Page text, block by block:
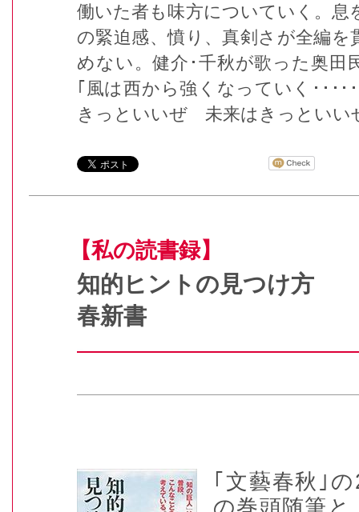
働いた者も味方についていく。息
の緊迫感、憤り、真剣さが全編
めない。健介･千秋が歌った奥田
｢風は西から強くなっていく･･･
きっといいぜ 未来はきっといい
【私の読書録】
知的ヒントの見つけ
春新書
｢文藝春秋｣
の巻頭随筆と